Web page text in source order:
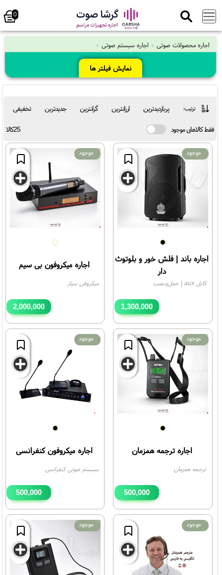
0
اجاره سیستم صوتی نمایش فیلتر ها
ترتیب: پربازدیدترین ارزانترین گرانترین جدیدترین تخفیفی
فقط کالاهای موجود 25کالا
اجاره باند | فلش خور و بلوتوث
دار
کابل aux | حمل‌ونصب
1,300,000
تومان
موجود
اجاره میکروفون بی سیم
میکروفن سیار
2,000,000
تومان
موجود
اجاره ترجمه همزمان
ترجمه همزمان
500,000
تومان
موجود
اجاره میکروفون کنفرانسی
سیستم صوتی کنفرانس
500,000
تومان
موجود
موجود موجود